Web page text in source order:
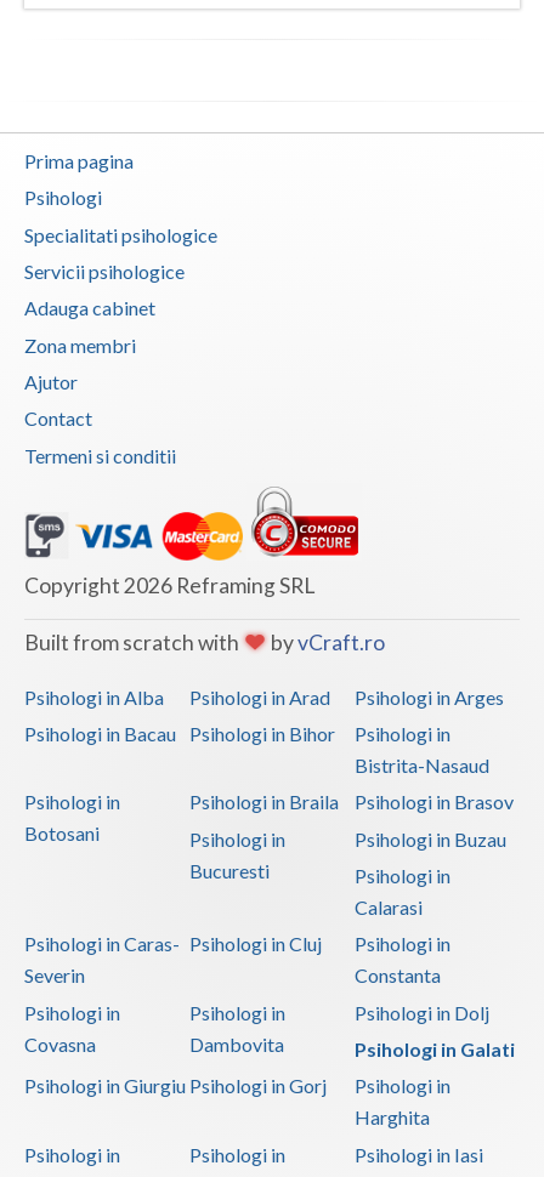
Vrancea
Prima pagina
Psihologi
Specialitati psihologice
Servicii psihologice
Adauga cabinet
Zona membri
Ajutor
Contact
Termeni si conditii
Copyright 2026 Reframing SRL
Built from scratch with byvCraft.ro
Psihologi in Alba Psihologi in Arad
Psihologi in Arges
Psihologi in Bacau
Psihologi in Bihor
Psihologi in
Bistrita-Nasaud
Psihologi in
Botosani
Psihologi in Braila
Psihologi in Brasov
Psihologi in
Bucuresti
Psihologi in Buzau
Psihologi in
Calarasi
Psihologi in Caras-
Severin
Psihologi in Cluj
Psihologi in
Constanta
Psihologi in
Covasna
Psihologi in
Dambovita
Psihologi in Dolj
Psihologi in Galati
Psihologi in Giurgiu Psihologi in Gorj
Psihologi in
Harghita
Psihologi in
Psihologi in
Psihologi in Iasi